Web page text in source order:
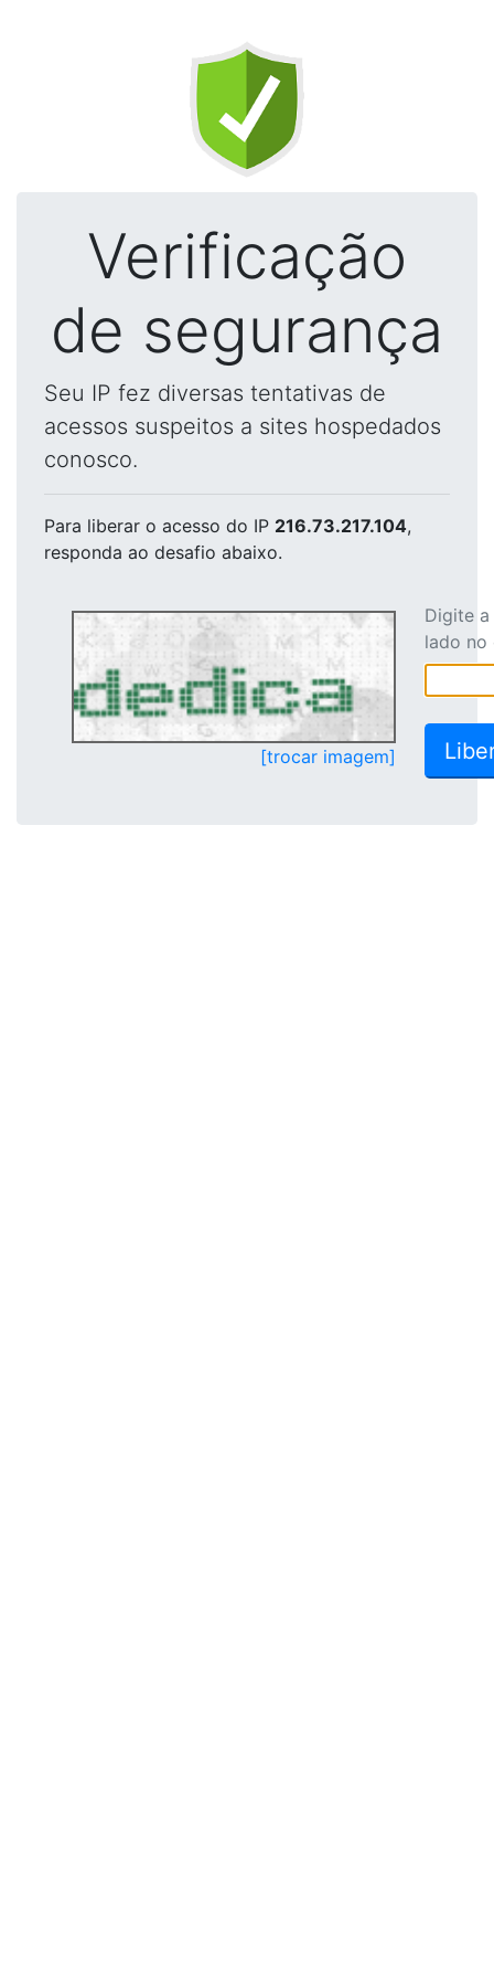
Verificação
de segurança
Seu IP fez diversas tentativas de
acessos suspeitos a sites hospedados
conosco.
Para liberar o acesso do IP 216.73.217.104,
responda ao desafio abaixo.
[trocar imagem]
Digite
lado no